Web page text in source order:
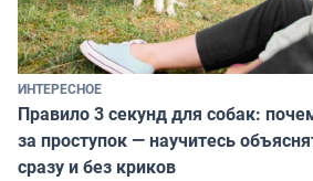
ИНТЕРЕСНОЕ
Правило 3 секунд для собак:
за проступок — научитесь
сразу и без криков